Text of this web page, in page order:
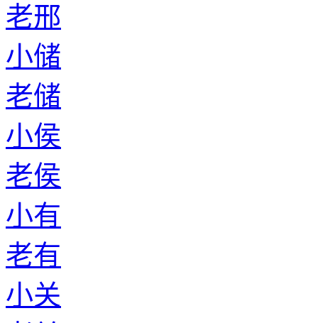
老邢
小储
老储
小侯
老侯
小有
老有
小关